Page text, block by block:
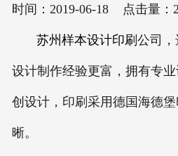
时间：2019-06-18 点击量：
苏州样本设计印刷 公司
设计制作经验更富，拥有专
创设计，印刷采用德国海德
晰。